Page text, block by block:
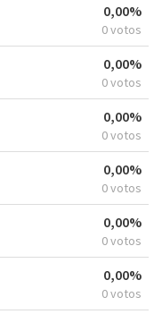
0,00%
0 votos
0,00%
0 votos
0,00%
0 votos
0,00%
0 votos
0,00%
0 votos
0,00%
0 votos